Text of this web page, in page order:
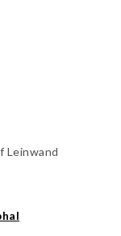
Leinwand